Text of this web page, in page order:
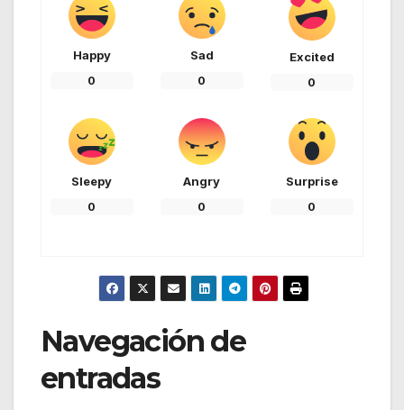
Happy
0
Sad
0
Excited
0
Sleepy
0
Angry
0
Surprise
0
Navegación de
entradas